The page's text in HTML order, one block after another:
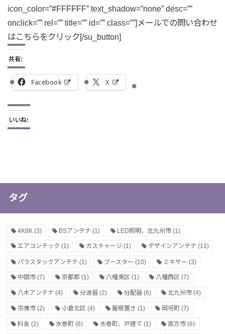
icon_color=”#FFFFFF” text_shadow=”none” desc=””
onclick=”” rel=”” title=”” id=”” class=””]メールでの問い合わせ
はこちらをクリック[/su_button]
共有:
Facebook X
いいね:
タグ
4K8K (3) BSアンテナ(1) LED照明、北九州市(1)
エアコンテック (1) ガスチャージ (1) デザインアンテナ(11)
パラスタックアンテナ (1) ブースター (10) ミキサー (3)
中間市 (7) 京都郡 (1) 八幡東区(1) 八幡西区 (7)
八木アンテナ (4) 分波器(2) 分配器(6) 北九州市 (4)
宗像市 (2) 小倉北区 (4) 屋根置き (1) 岡垣町 (7)
料金 (2) 水巻町(6) 水巻町、戸建て (1) 直方市 (6)